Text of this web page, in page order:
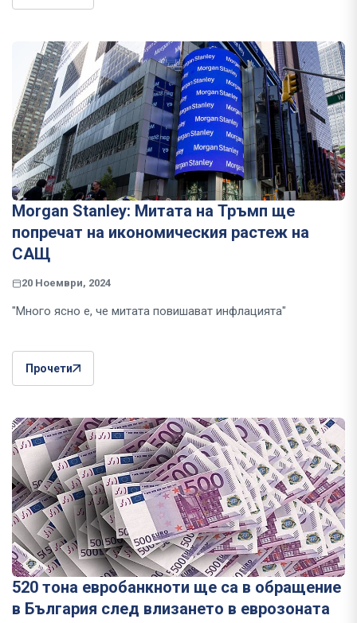
Morgan Stanley: Митата на Тръмп ще
попречат на икономическия растеж на
САЩ
20 Ноември, 2024
"Много ясно е, че митата повишават инфлацията"
Прочети
520 тона евробанкноти ще са в обращение
в България след влизането в еврозоната